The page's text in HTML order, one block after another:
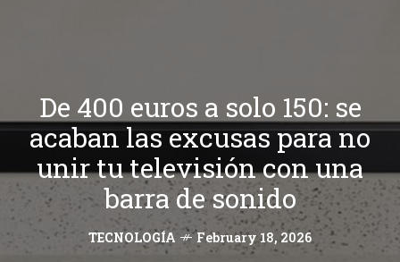
De 400 euros a solo 150: se
acaban las excusas para no
unir tu televisión con una
barra de sonido
TECNOLOGÍA February 18, 2026